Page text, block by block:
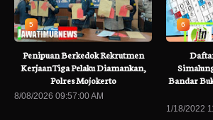
5
Penipuan Berkedok Rekrutmen
KerjaanTiga Pelaku Diamankan,
Polres Mojokerto
8/08/2026 09:57:00 AM
6
Bandar
1/18/2022